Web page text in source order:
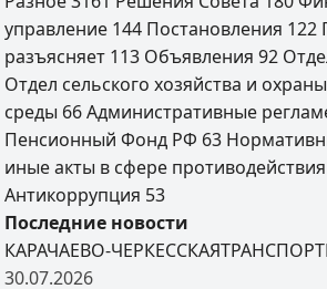
управление 144 Постановления 122
разъясняет 113 Объявления92
Отдел сельского хозяйства и
среды 66 Административные
Пенсионный Фонд РФ 63
иные акты в сфере
Антикоррупция 53
Последние новости
КАРАЧАЕВО-
30.07.2026